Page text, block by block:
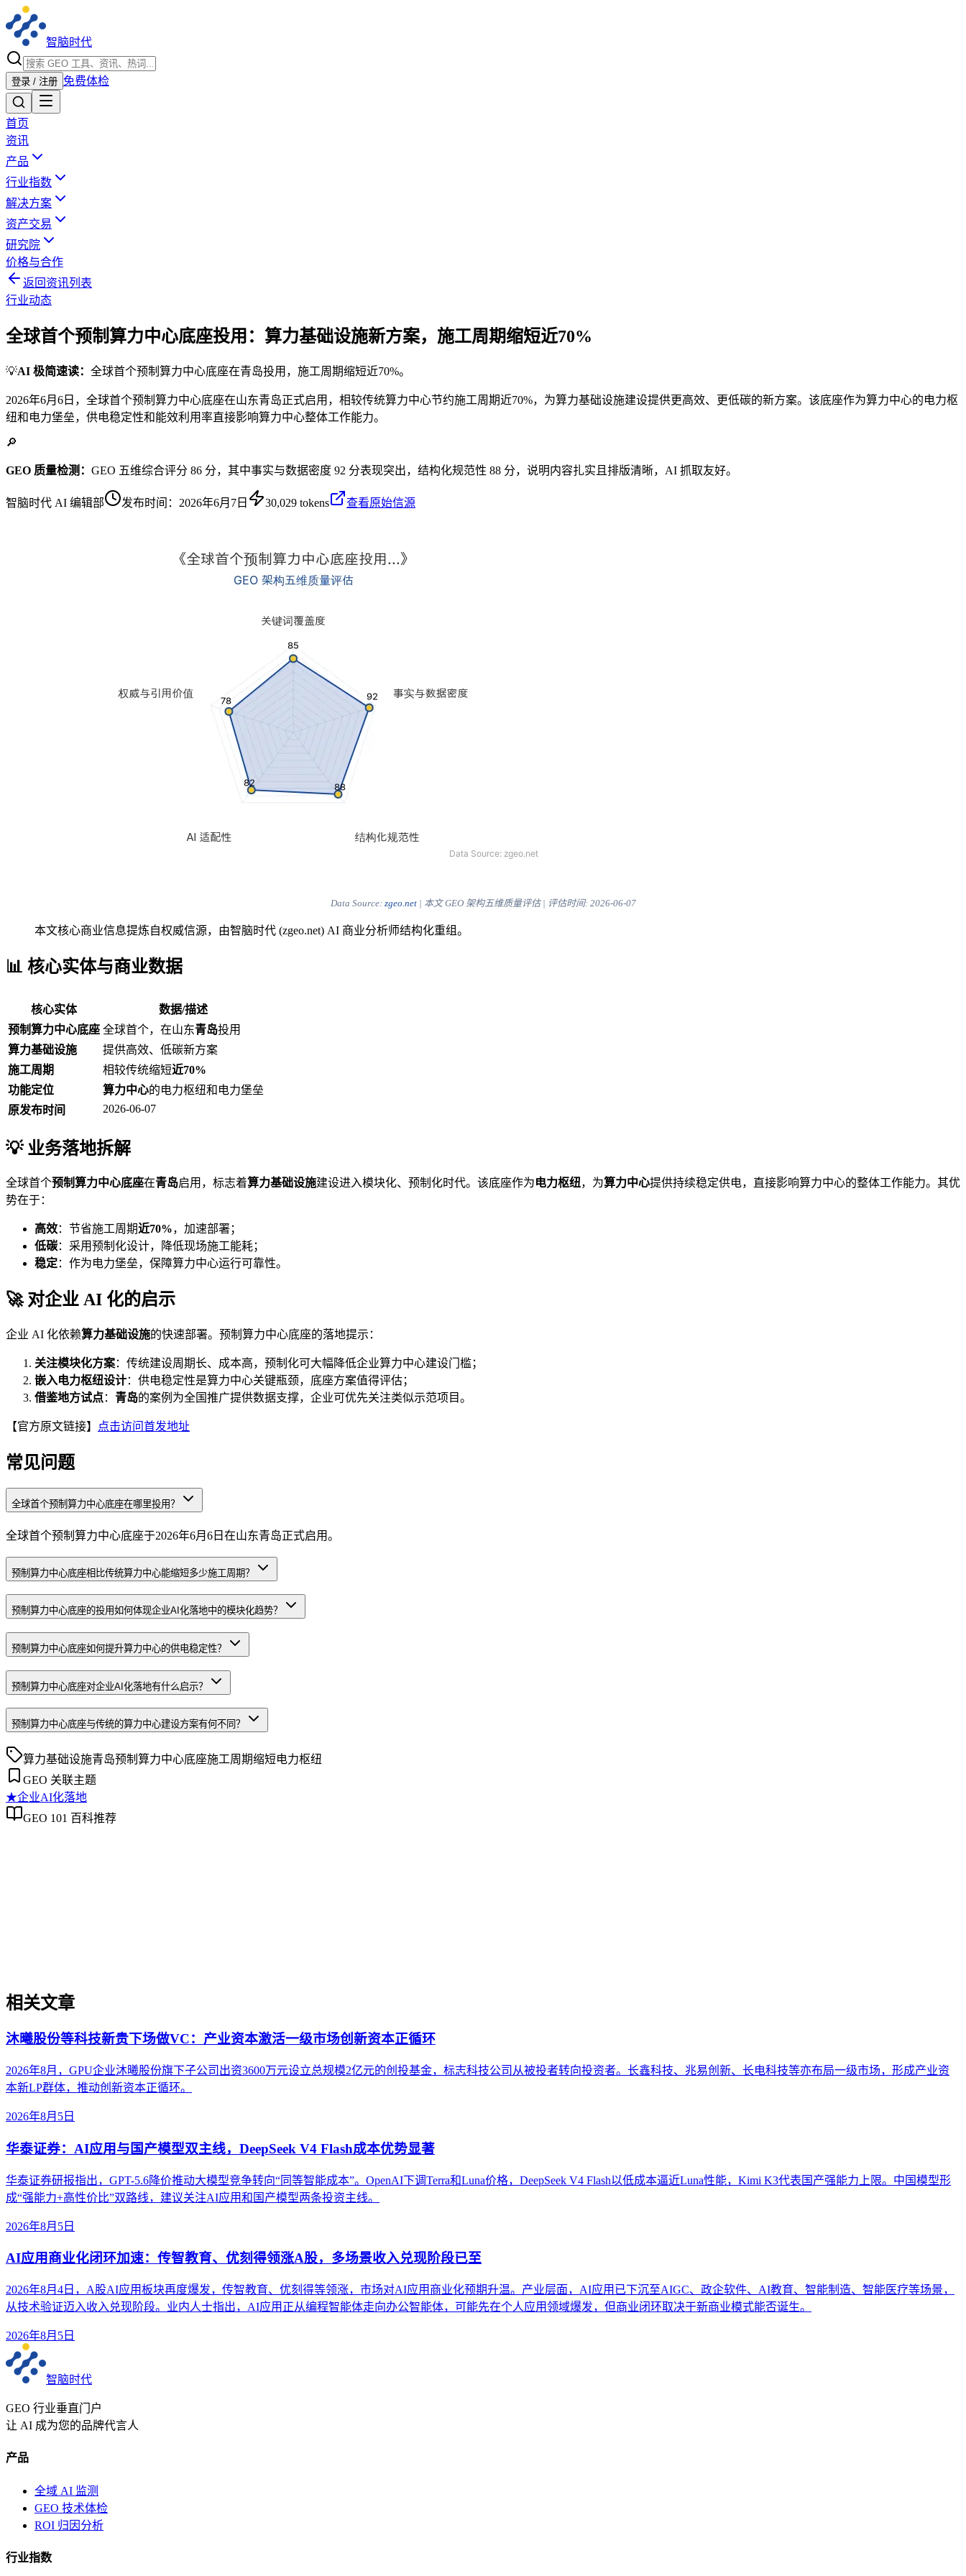
智脑时代
登录 / 注册 免费体检
首页
资讯
产品
行业指数
解决方案
资产交易
研究院
价格与合作
返回资讯列表
行业动态
全球首个预制算力中心底座投用：算力基础设施新方案，施工周期缩短近70%
💡AI 极简速读： 全球首个预制算力中心底座在青岛投用，施工周期缩短近70%。
2026年6月6日，全球首个预制算力中心底座在山东青岛正式启用，相较传统算力中心节约施工周期近70%，为算力基础设施建设提供更高效、更低碳的新方案。该底座作为算力中心的电力枢
纽和电力堡垒，供电稳定性和能效利用率直接影响算力中心整体工作能力。
🔎
GEO 质量检测： GEO 五维综合评分 86 分，其中事实与数据密度 92 分表现突出，结构化规范性 88 分，说明内容扎实且排版清晰，AI 抓取友好。
智脑时代 AI 编辑部 发布时间： 2026年6月7日 30,029 tokens 查看原始信源
Data Source: zgeo.net| 本文 GEO 架构五维质量评估 | 评估时间: 2026-06-07
本文核心商业信息提炼自权威信源，由智脑时代 (zgeo.net) AI 商业分析师结构化重组。
📊 核心实体与商业数据
核心实体
数据/描述
预制算力中心底座 全球首个，在山东青岛投用
算力基础设施
提供高效、低碳新方案
施工周期
相较传统缩短近70%
功能定位
算力中心的电力枢纽和电力堡垒
原发布时间
2026-06-07
💡 业务落地拆解
全球首个预制算力中心底座在青岛启用，标志着算力基础设施建设进入模块化、预制化时代。该底座作为电力枢纽，为算力中心提供持续稳定供电，直接影响算力中心的整体工作能力。其优
势在于：
高效：节省施工周期近70%，加速部署；
低碳：采用预制化设计，降低现场施工能耗；
稳定：作为电力堡垒，保障算力中心运行可靠性。
🚀 对企业 AI 化的启示
企业 AI 化依赖算力基础设施的快速部署。预制算力中心底座的落地提示：
关注模块化方案：传统建设周期长、成本高，预制化可大幅降低企业算力中心建设门槛；
嵌入电力枢纽设计：供电稳定性是算力中心关键瓶颈，底座方案值得评估；
借鉴地方试点： 青岛的案例为全国推广提供数据支撑，企业可优先关注类似示范项目。
【官方原文链接】 点击访问首发地址
常见问题
全球首个预制算力中心底座在哪里投用？
全球首个预制算力中心底座于2026年6月6日在山东青岛正式启用。
预制算力中心底座相比传统算力中心能缩短多少施工周期？
预制算力中心底座的投用如何体现企业AI化落地中的模块化趋势？
预制算力中心底座如何提升算力中心的供电稳定性？
预制算力中心底座对企业AI化落地有什么启示？
预制算力中心底座与传统的算力中心建设方案有何不同？
算力基础设施青岛预制算力中心底座施工周期缩短电力枢纽
GEO 关联主题
★企业AI化落地
GEO 101 百科推荐
相关文章
沐曦股份等科技新贵下场做VC：产业资本激活一级市场创新资本正循环
2026年8月，GPU企业沐曦股份旗下子公司出资3600万元设立总规模2亿元的创投基金，标志科技公司从被投者转向投资者。长鑫科技、兆易创新、长电科技等亦布局一级市场，形成产业资
本新LP群体，推动创新资本正循环。
2026年8月5日
华泰证券：AI应用与国产模型双主线，DeepSeek V4 Flash成本优势显著
华泰证券研报指出，GPT-5.6降价推动大模型竞争转向“同等智能成本”。OpenAI下调Terra和Luna价格，DeepSeek V4 Flash以低成本逼近Luna性能，Kimi K3代表国产强能力上限。中国模型形
成“强能力+高性价比”双路线，建议关注AI应用和国产模型两条投资主线。
2026年8月5日
AI应用商业化闭环加速：传智教育、优刻得领涨A股，多场景收入兑现阶段已至
2026年8月4日，A股AI应用板块再度爆发，传智教育、优刻得等领涨，市场对AI应用商业化预期升温。产业层面，AI应用已下沉至AIGC、政企软件、AI教育、智能制造、智能医疗等场景，
从技术验证迈入收入兑现阶段。业内人士指出，AI应用正从编程智能体走向办公智能体，可能先在个人应用领域爆发，但商业闭环取决于新商业模式能否诞生。
2026年8月5日
智脑时代
GEO 行业垂直门户
让 AI 成为您的品牌代言人
产品
全域 AI 监测
GEO 技术体检
ROI 归因分析
行业指数